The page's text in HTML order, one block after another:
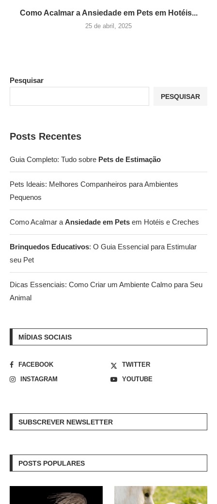
Como Acalmar a Ansiedade em Pets em Hotéis...
25 de abril, 2025
Pesquisar
PESQUISAR
Posts Recentes
Guia Completo: Tudo sobre Pets de Estimação
Pets Ideais: Melhores Companheiros para Ambientes
Pequenos
Como Acalmar a Ansiedade em Pets em Hotéis e Creches
Brinquedos Educativos: O Guia Essencial para Estimular
seu Pet
Dicas Essenciais: Como Criar um Ambiente Calmo para Seu
Animal
MÍDIAS SOCIAIS
FACEBOOK
TWITTER
INSTAGRAM
YOUTUBE
SUBSCREVER NEWSLETTER
POSTS POPULARES